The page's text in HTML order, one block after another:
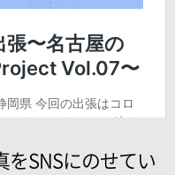
をSNSにのせてい